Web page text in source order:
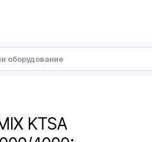
KTSA